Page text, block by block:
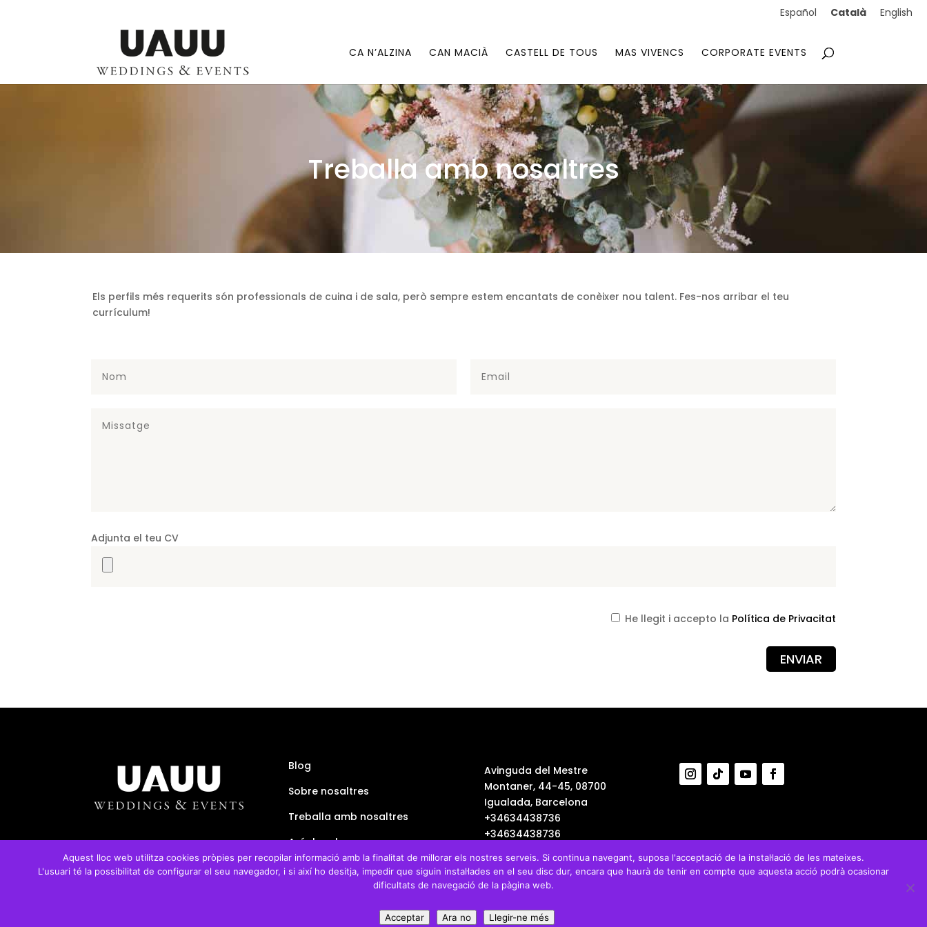
Español Català English
CA N’ALZINA CAN MACIÀ CASTELL DE TOUS MAS VIVENCS CORPORATE EVENTS
Treballa amb nosaltres
Els perfils més requerits són professionals de cuina i de sala, però sempre estem encantats de conèixer nou talent. Fes-nos arribar el teu
currículum!
Adjunta el teu CV
He llegit i accepto la Política de Privacitat
Blog
Sobre nosaltres
Treballa amb nosaltres
Avís legal
Política de privadesa
Avinguda del Mestre
Montaner, 44-45, 08700
Igualada, Barcelona
+34634438736
+34634438736
Aquest lloc web utilitza cookies pròpies per recopilar informació amb la finalitat de millorar els nostres serveis. Si continua navegant, suposa l'acceptació de la instal·lació de les mateixes.
L'usuari té la possibilitat de configurar el seu navegador, i si així ho desitja, impedir que siguin instal·lades en el seu disc dur, encara que haurà de tenir en compte que aquesta acció podrà ocasionar
dificultats de navegació de la pàgina web.
Acceptar Ara no Llegir-ne més